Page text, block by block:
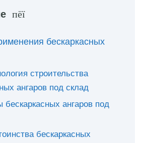
бескаркасных
строительства
ангаров под склад
бескаркасных ангаров под
бескаркасных